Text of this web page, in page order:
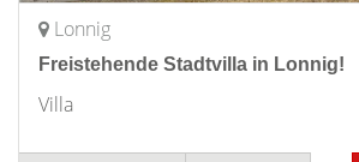
Lonnig
Freistehende Stadtvilla in Lonnig!
Villa